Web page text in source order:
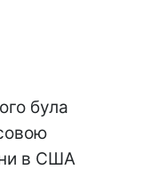
була
в США